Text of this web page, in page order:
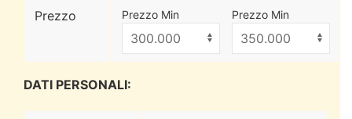
Prezzo Prezzo Min Prezzo Min
DATI PERSONALI: